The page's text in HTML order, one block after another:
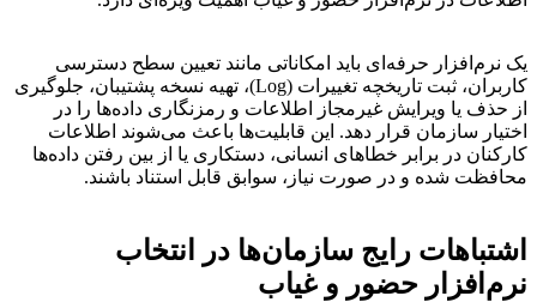
یک نرم‌افزار حرفه‌ای باید امکاناتی مانند تعیین سطح دسترسی
کاربران، ثبت تاریخچه تغییرات (Log)، تهیه نسخه پشتیبان، جلوگیری
از حذف یا ویرایش غیرمجاز اطلاعات و رمزنگاری داده‌ها را در
اختیار سازمان قرار دهد. این قابلیت‌ها باعث می‌شوند اطلاعات
کارکنان در برابر خطاهای انسانی، دستکاری یا از بین رفتن داده‌ها
محافظت شده و در صورت نیاز، سوابق قابل استناد باشند.
اشتباهات رایج سازمان‌ها در انتخاب
نرم‌افزار حضور و غیاب